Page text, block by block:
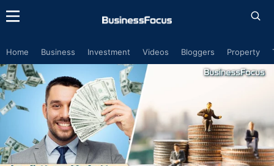
Home Business Investment Videos Bloggers Property